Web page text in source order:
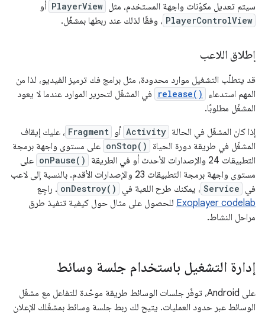
سيتم تعديل مكوّنات واجهة المستخدم، مثل PlayerView أو
PlayerControlView ، وفقًا لذلك عند ربطها بمشغّل.
إطلاق اللاعب
قد يتطلّب التشغيل موارد محدودة، مثل برامج فك ترميز الفيديو، لذا من
المهم استدعاء
release()
في المشغّل لتحرير الموارد عندما لا يعود
المشغّل مطلوبًا.
إذا كان المشغّل في الحالة Activity أو Fragment ، عليك إيقاف
المشغّل في طريقة دورة الحياة
onStop() على مستوى واجهة برمجة
التطبيقات 24 والإصدارات الأحدث أو في الطريقة
onPause() على
مستوى واجهة برمجة التطبيقات 23 والإصدارات الأقدم. بالنسبة إلى لاعب
في Service ، يمكنك طرح اللعبة في onDestroy() . راجِع
Exoplayer codelab للحصول على مثال حول كيفية تنفيذ طرق
مراحل النشاط.
إدارة التشغيل باستخدام جلسة وسائط
على Android، توفّر جلسات الوسائط طريقة موحّدة للتفاعل مع مشغّل
الوسائط عبر حدود العمليات. يتيح لك ربط جلسة وسائط بمشغّلك الإعلان